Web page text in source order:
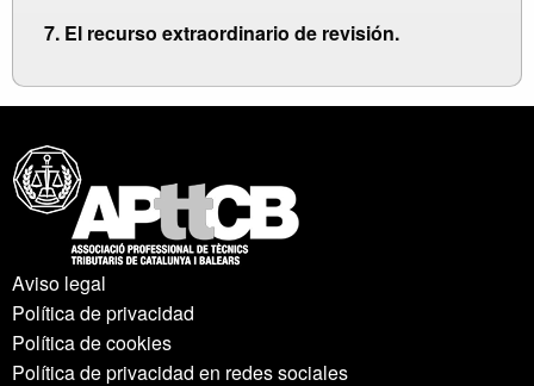
7. El recurso extraordinario de revisión.
Aviso legal
Política de privacidad
Política de cookies
Política de privacidad en redes sociales